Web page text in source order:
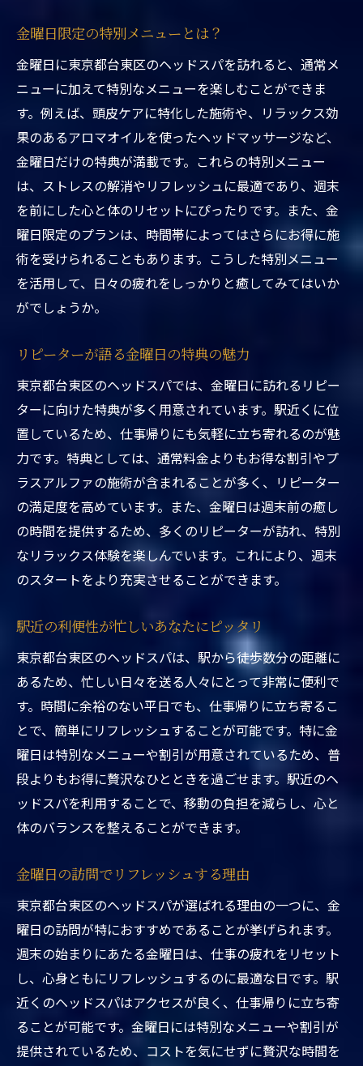
週末の前に心と体をリセットする理由
東京都台東区の駅近くで癒しを求める
金曜日に訪れるべきヘッドスパのポイント
効率的に癒しを得るためのスケジュール
リフレッシュに最適な時間帯とは？
金曜日に訪れることで得られるベネフィッ
ト
東京都台東区駅近くのヘッドスパで金曜日に得
する方法
金曜日限定の割引サービスを活用しよう
駅近ヘッドスパの予約のポイント
特別な体験を最大限に活かす方法
駅近の利便性をフル活用
金曜日の特典で癒しを満喫
週末の始まりを東京都台東区でヘッドスパ体験
でリフレッシュ
週末を迎える前の心の準備
東京都台東区の人気ヘッドスパを紹介
リフレッシュに最適な金曜日の過ごし方
駅近くのスパで週末を迎えるメリット
週末を充実させるためのスパ選び
東京都台東区のヘッドスパで金曜日の特別割引
を活用しよう
金曜日の割引を活用するベストタイミング
お得な割引内容をチェック
金曜日限定のプロモーションを見逃すな
割引利用で得られる最高の体験
東京都台東区でお得を楽しむ方法
特別割引でハイレベルなサービスを受ける
金曜日限定！東京都台東区ヘッドスパで最高の
限定サービスで体験できる極上の癒し
金曜日のメリットを最大限に活用しよう
駅近くのスパで特別な時間を過ごす
金曜日に訪れる理由とその魅力
特別な癒しを求めるなら金曜日
東京都台東区の駅近ヘッドスパが選ばれる
金曜日限定の特別メニューとは？
金曜日に東京都台東区のヘッドスパを訪れると、通常メ
ニューに加えて特別なメニューを楽しむことができま
す。例えば、頭皮ケアに特化した施術や、リラックス効
果のあるアロマオイルを使ったヘッドマッサージなど、
金曜日だけの特典が満載です。これらの特別メニュー
は、ストレスの解消やリフレッシュに最適であり、週末
を前にした心と体のリセットにぴったりです。また、金
曜日限定のプランは、時間帯によってはさらにお得に施
術を受けられることもあります。こうした特別メニュー
を活用して、日々の疲れをしっかりと癒してみてはいか
がでしょうか。
リピーターが語る金曜日の特典の魅力
東京都台東区のヘッドスパでは、金曜日に訪れるリピー
ターに向けた特典が多く用意されています。駅近くに位
置しているため、仕事帰りにも気軽に立ち寄れるのが魅
力です。特典としては、通常料金よりもお得な割引やプ
ラスアルファの施術が含まれることが多く、リピーター
の満足度を高めています。また、金曜日は週末前の癒し
の時間を提供するため、多くのリピーターが訪れ、特別
なリラックス体験を楽しんでいます。これにより、週末
のスタートをより充実させることができます。
駅近の利便性が忙しいあなたにピッタリ
東京都台東区のヘッドスパは、駅から徒歩数分の距離に
あるため、忙しい日々を送る人々にとって非常に便利で
す。時間に余裕のない平日でも、仕事帰りに立ち寄るこ
とで、簡単にリフレッシュすることが可能です。特に金
曜日は特別なメニューや割引が用意されているため、普
段よりもお得に贅沢なひとときを過ごせます。駅近のヘ
ッドスパを利用することで、移動の負担を減らし、心と
体のバランスを整えることができます。
金曜日の訪問でリフレッシュする理由
東京都台東区のヘッドスパが選ばれる理由の一つに、金
曜日の訪問が特におすすめであることが挙げられます。
週末の始まりにあたる金曜日は、仕事の疲れをリセット
し、心身ともにリフレッシュするのに最適な日です。駅
近くのヘッドスパはアクセスが良く、仕事帰りに立ち寄
ることが可能です。金曜日には特別なメニューや割引が
提供されているため、コストを気にせずに贅沢な時間を